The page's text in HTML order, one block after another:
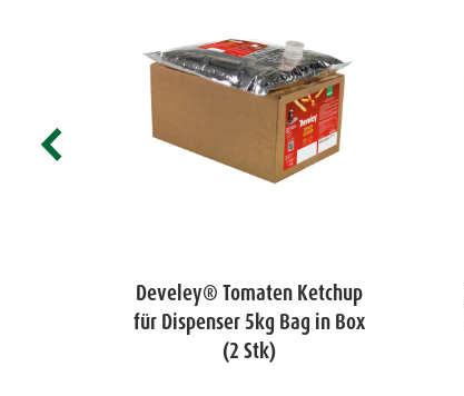
Develey® Tomaten Ketchup
für Dispenser 5kg Bag in Box
(2 Stk)